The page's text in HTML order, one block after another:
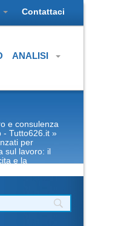
Contattaci
ANALISI
e consulenza
- Tutto626.it »
per
sul lavoro: il
e la
stato regioni
Corsi per
di RSPP
gratuiti gratis